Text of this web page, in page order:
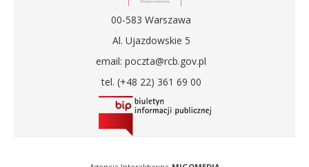
00-583 Warszawa
Al. Ujazdowskie 5
email: poczta@rcb.gov.pl
tel. (+48 22) 361 69 00